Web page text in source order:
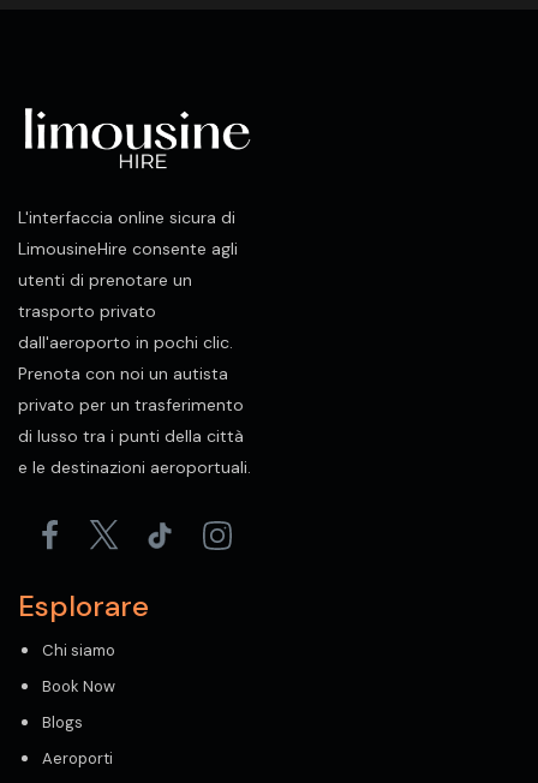
L'interfaccia online sicura di
LimousineHire consente agli
utenti di prenotare un
trasporto privato
dall'aeroporto in pochi clic.
Prenota con noi un autista
privato per un trasferimento
di lusso tra i punti della città
e le destinazioni aeroportuali.
Esplorare
Chi siamo
Book Now
Blogs
Aeroporti